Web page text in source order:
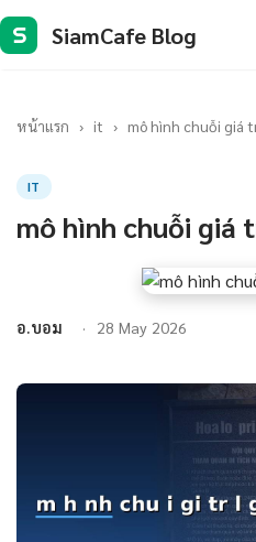
S SiamCafe Blog
หน้าแรก › it › mô hình chuỗi giá
IT
mô hình chuỗi giá
อ.บอม 28 May 2026